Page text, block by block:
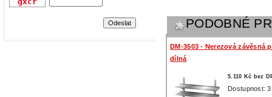
PODOBNÉ
DM-3503 - Nerezová závěsná
dílná
5.110 Kč bez
Dostupnost: